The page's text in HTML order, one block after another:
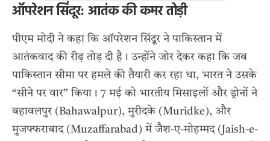
ऑपरेशन सिंदूर: आतंक की कमर तोड़ी
पीएम मोदी ने कहा कि ऑपरेशन सिंदूर ने पाकिस्तान में
आतंकवाद की रीढ़ तोड़ दी है। उन्होंने जोर देकर कहा कि जब
पाकिस्तान सीमा पर हमले की तैयारी कर रहा था, भारत ने उसके
“सीने पर वार” किया। 7 मई को भारतीय मिसाइलों और ड्रोनों ने
बहावलपुर (Bahawalpur), मुरीदके (Muridke), और
मुजफ्फराबाद (Muzaffarabad) में जैश-ए-मोहम्मद (Jaish-e-